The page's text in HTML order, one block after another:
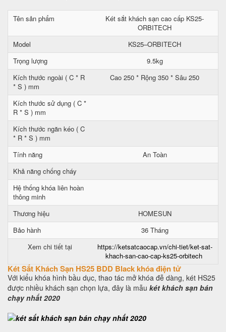
Tên sản phẩm
Két sắt khách sạn cao cấp KS25-
ORBITECH
Model
KS25–ORBITECH
Trọng lượng
9.5kg
Kích thước ngoài ( C * R
* S ) mm
Cao 250 * Rộng 350 * Sâu 250
Kích thước sử dụng ( C *
R * S ) mm
Kích thước ngăn kéo ( C
* R * S ) mm
Tính năng
An Toàn
Khả năng chống cháy
Hệ thống khóa liên hoàn
thông minh
Thương hiệu
HOMESUN
Bảo hành
36 Tháng
Xem chi tiết tại
https://ketsatcaocap.vn/chi-tiet/ket-sat-
khach-san-cao-cap-ks25-orbitech
Két Sắt Khách Sạn HS25 BDD Black khóa điện tử
Với kiểu khóa hình bầu dục, thao tác mở khóa đễ dàng, két HS25
được nhiều khách sạn chọn lựa, đây là mẫu két khách sạn bán
chạy nhất 2020